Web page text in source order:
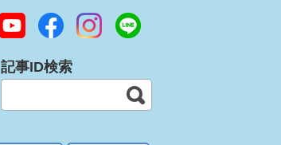
記事ID検索